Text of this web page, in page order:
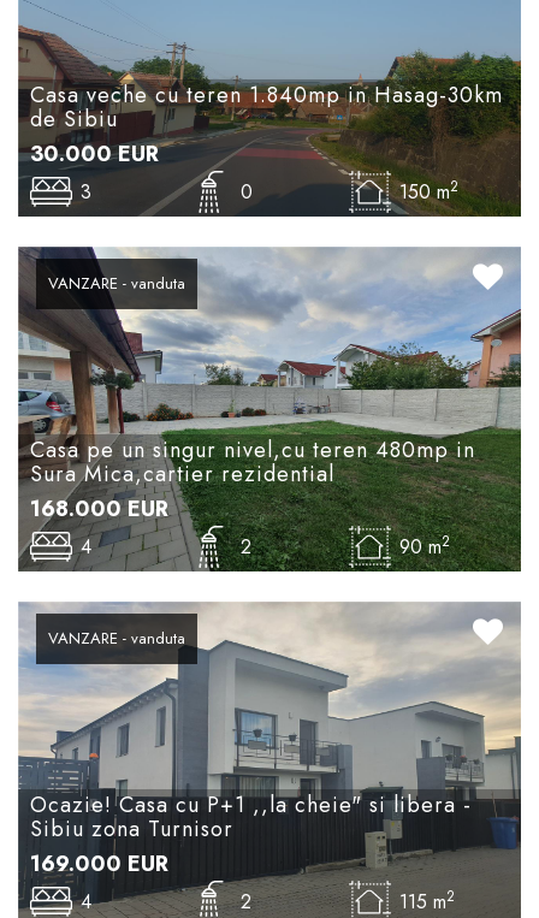
Casa veche cu teren 1.840mp in Hasag-30km
de Sibiu
30.000EUR
3 0 150 m2
VANZARE - vanduta
Casa pe un singur nivel,cu teren 480mp in
Sura Mica,cartier rezidential
168.000EUR
4 2 90 m2
VANZARE - vanduta
Ocazie! Casa cu P+1 ,,la cheie" si libera -
Sibiu zona Turnisor
169.000 EUR
4 2 115 m2